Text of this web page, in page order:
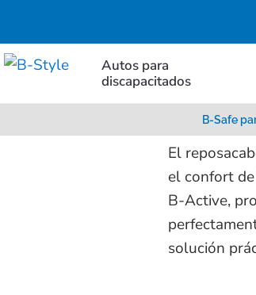
Autos para
discapacitados
B-Safe
El
el confort
B-Active,
solución